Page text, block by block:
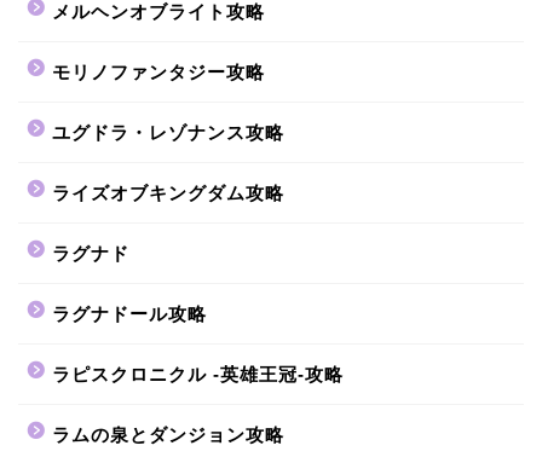
メルヘンオブライト攻略
モリノファンタジー攻略
ユグドラ・レゾナンス攻略
ライズオブキングダム攻略
ラグナド
ラグナドール攻略
ラピスクロニクル -英雄王冠-攻略
ラムの泉とダンジョン攻略